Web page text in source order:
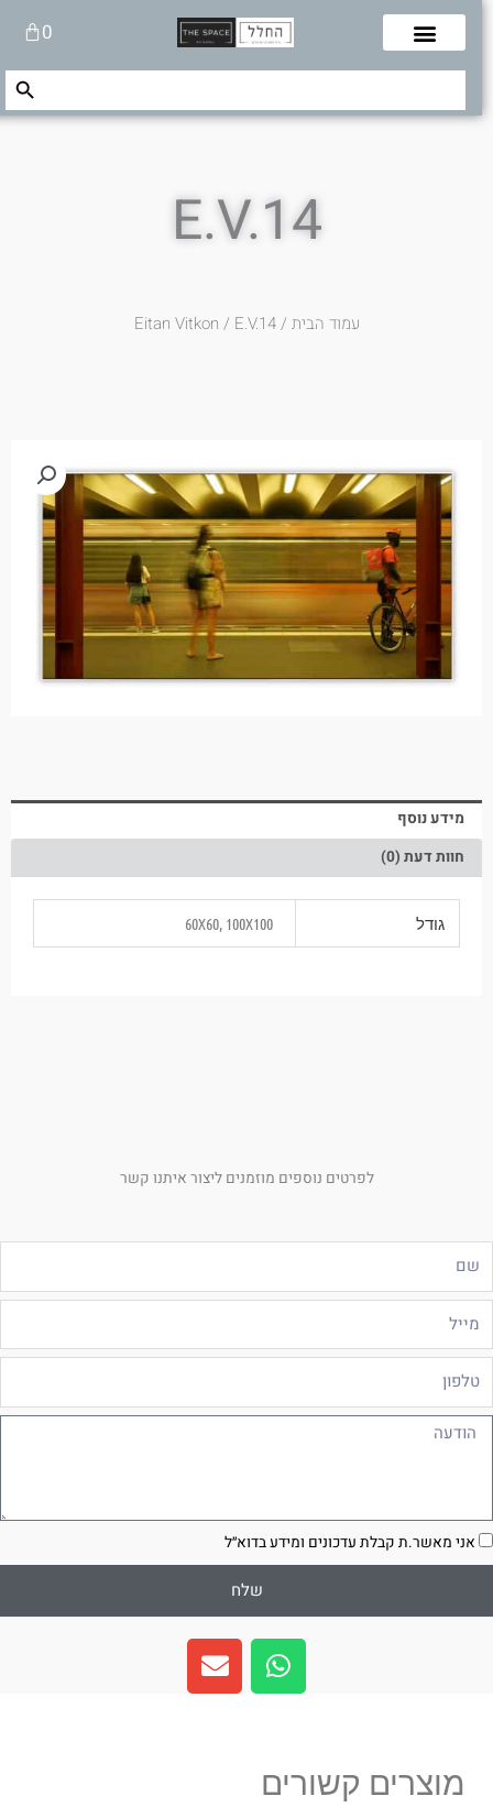
0עגלת
קניות
Search
Search Button
E.V.14
עמוד הבית/
Eitan Vitkon/ E.V.14
מידע נוסף
חוות דעת (0)
גודל 60X60, 100X100
לפרטים נוספים מוזמנים ליצור איתנו קשר
אני מאשר.ת קבלת עדכונים ומידע בדוא״ל
שלח
W
h
a
a
E
n
v
מוצרים קשורים